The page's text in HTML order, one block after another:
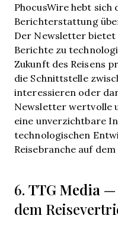
PhocusWire hebt
Berichterstattung
Der Newsletter bietet
Berichte zu
Zukunft des Reisens
die Schnittstelle
interessieren oder
Newsletter wertvolle
eine unverzichtbare
technologischen
Reisebranche auf
6. TTG Media—
dem